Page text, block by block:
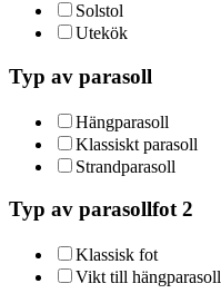
Solstol
Utekök
Typ av parasoll
Hängparasoll
Klassiskt parasoll
Strandparasoll
Typ av parasollfot 2
Klassisk fot
Vikt till hängparasoll